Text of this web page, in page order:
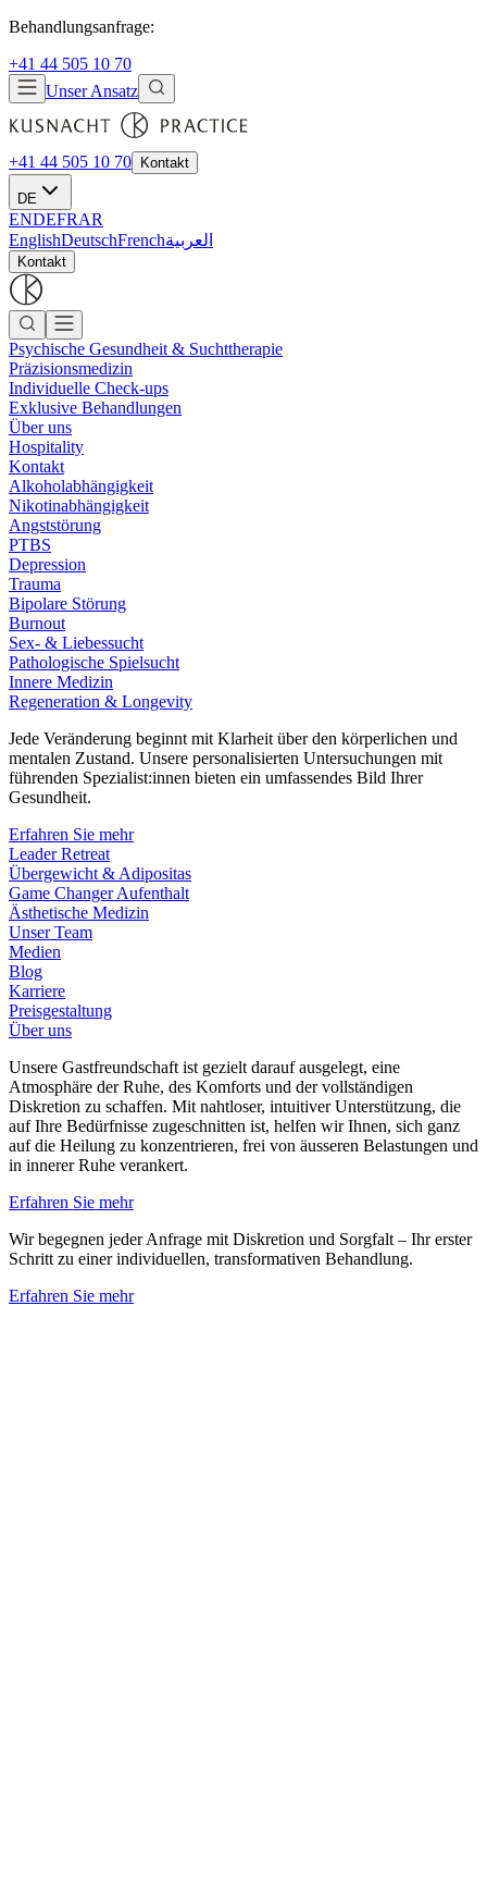
Behandlungsanfrage:
+41 44 505 10 70
Unser Ansatz
+41 44 505 10 70 Kontakt
DE
ENDEFRAR
EnglishDeutschFrenchالعربية
Kontakt
Psychische Gesundheit & Suchttherapie
Präzisionsmedizin
Individuelle Check-ups
Exklusive Behandlungen
Über uns
Hospitality
Kontakt
Alkoholabhängigkeit
Nikotinabhängigkeit
Angststörung
PTBS
Depression
Trauma
Bipolare Störung
Burnout
Sex- & Liebessucht
Pathologische Spielsucht
Innere Medizin
Regeneration & Longevity
Jede Veränderung beginnt mit Klarheit über den körperlichen und
mentalen Zustand. Unsere personalisierten Untersuchungen mit
führenden Spezialist:innen bieten ein umfassendes Bild Ihrer
Gesundheit.
Erfahren Sie mehr
Leader Retreat
Übergewicht & Adipositas
Game Changer Aufenthalt
Ästhetische Medizin
Unser Team
Medien
Blog
Karriere
Preisgestaltung
Über uns
Unsere Gastfreundschaft ist gezielt darauf ausgelegt, eine
Atmosphäre der Ruhe, des Komforts und der vollständigen
Diskretion zu schaffen. Mit nahtloser, intuitiver Unterstützung, die
auf Ihre Bedürfnisse zugeschnitten ist, helfen wir Ihnen, sich ganz
auf die Heilung zu konzentrieren, frei von äusseren Belastungen und
in innerer Ruhe verankert.
Erfahren Sie mehr
Wir begegnen jeder Anfrage mit Diskretion und Sorgfalt – Ihr erster
Schritt zu einer individuellen, transformativen Behandlung.
Erfahren Sie mehr